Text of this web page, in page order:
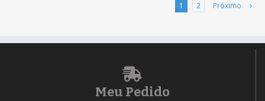
1 2 Próximo
Meu Pedido